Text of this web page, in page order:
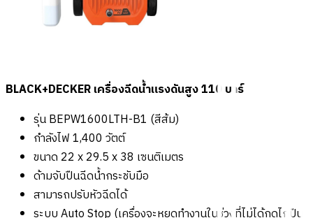
BLACK+DECKER เครื่องฉีดน้ำแรงดันสูง 110 บาร์
รุ่น BEPW1600LTH-B1 (สีส้ม)
กำลังไฟ 1,400 วัตต์
ขนาด 22 x 29.5 x 38 เซนติเมตร
ด้ามจับปืนฉีดน้ำกระชับมือ
สามารถปรับหัวฉีดได้
ระบบ Auto Stop (เครื่องจะหยุดทำงานในช่วงที่ไม่ได้กดไกปืน